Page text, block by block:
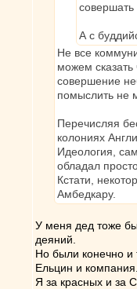
А с
Не все
можем сказать
совершение
помыслить не
Перечисляя
колониях
Идеология,
обладал
Кстати,
Амбедкару.
У меня дед тоже
деяний.
Но были конечно и
Ельцин и компания.
Я за красных и за